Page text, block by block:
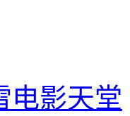
电影天堂